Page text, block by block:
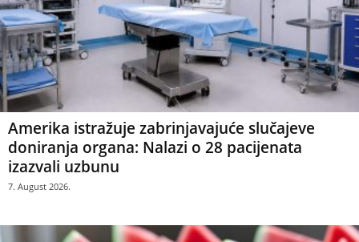
Amerika istražuje zabrinjavajuće slučajeve
doniranja organa: Nalazi o 28 pacijenata
izazvali uzbunu
7. August 2026.